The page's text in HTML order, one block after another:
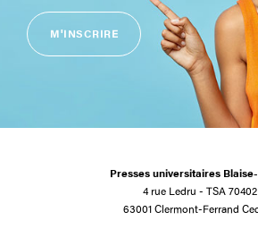
M'INSCRIRE
Presses universitaires
4 rue Ledru - TSA 70402
63001 Clermont-Ferrand